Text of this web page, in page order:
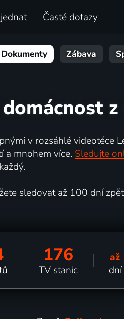
Časté dotazy
Dokumenty Zábava
v rozsáhlé videotéce
a mnohem více. Sledujte
sledovat až 100 dní
176
TV stanic
až